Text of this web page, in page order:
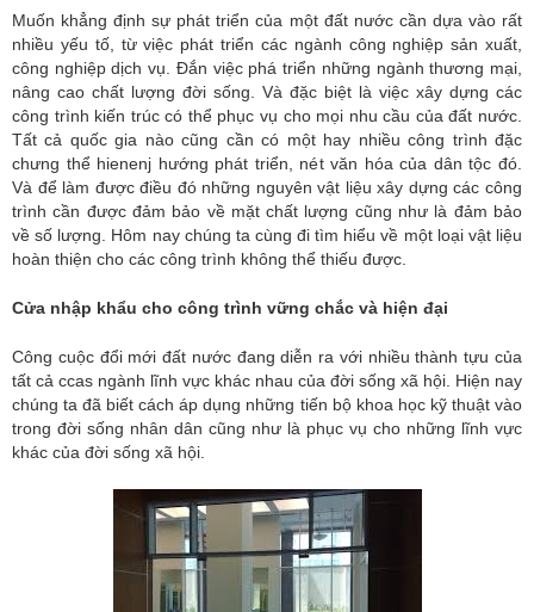
Muốn khẳng định sự phát triển của một đất nước cần dựa vào rất
nhiều yếu tố, từ việc phát triển các ngành công nghiệp sản xuất,
công nghiệp dịch vụ. Đắn việc phá triển những ngành thương mại,
nâng cao chất lượng đời sống. Và đặc biệt là việc xây dựng các
công trình kiến trúc có thể phục vụ cho mọi nhu cầu của đất nước.
Tất cả quốc gia nào cũng cần có một hay nhiều công trình đặc
chưng thể hienenj hướng phát triển, nét văn hóa của dân tộc đó.
Và để làm được điều đó những nguyên vật liệu xây dựng các công
trình cần được đảm bảo về mặt chất lượng cũng như là đảm bảo
về số lượng. Hôm nay chúng ta cùng đi tìm hiểu về một loại vật liệu
hoàn thiện cho các công trình không thể thiếu được.
Cửa nhập khẩu cho công trình vững chắc và hiện đại
Công cuộc đổi mới đất nước đang diễn ra với nhiều thành tựu của
tất cả ccas ngành lĩnh vực khác nhau của đời sống xã hội. Hiện nay
chúng ta đã biết cách áp dụng những tiến bộ khoa học kỹ thuật vào
trong đời sống nhân dân cũng như là phục vụ cho những lĩnh vực
khác của đời sống xã hội.